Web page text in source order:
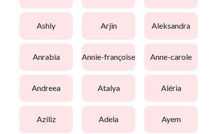
ashly arjin aleksandra
anrabia annie-françoise anne-carole
andreea atalya aléria
aziliz adela ayem